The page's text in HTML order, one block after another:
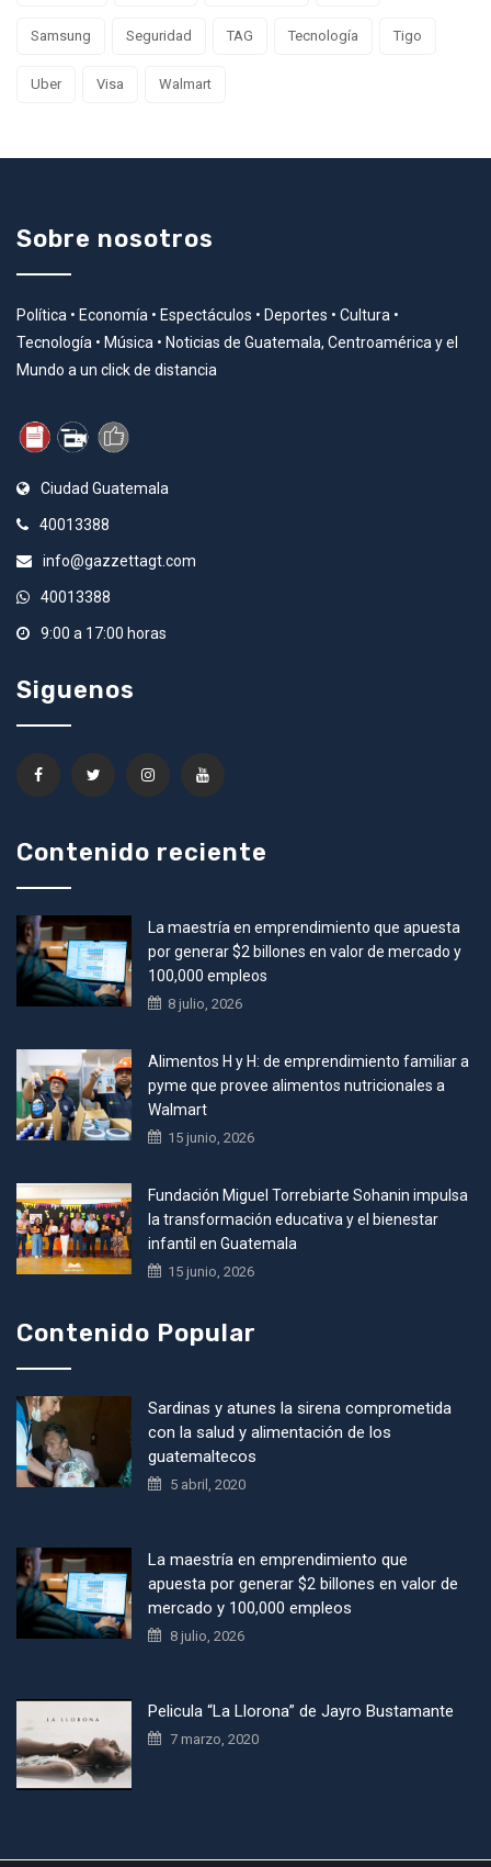
Samsung Seguridad TAG Tecnología Tigo
Uber Visa Walmart
Sobre nosotros
Política • Economía • Espectáculos • Deportes • Cultura •
Tecnología • Música • Noticias de Guatemala, Centroamérica y el
Mundo a un click de distancia
Ciudad Guatemala
40013388
info@gazzettagt.com
40013388
9:00 a 17:00 horas
Siguenos
Contenido reciente
La maestría en emprendimiento que apuesta
por generar $2 billones en valor de mercado y
100,000 empleos
8 julio, 2026
Alimentos H y H: de emprendimiento familiar a
pyme que provee alimentos nutricionales a
Walmart
15 junio, 2026
Fundación Miguel Torrebiarte Sohanin impulsa
la transformación educativa y el bienestar
infantil en Guatemala
15 junio, 2026
Contenido Popular
Sardinas y atunes la sirena comprometida
con la salud y alimentación de los
guatemaltecos
5 abril, 2020
La maestría en emprendimiento que
apuesta por generar $2 billones en valor de
mercado y 100,000 empleos
8 julio, 2026
Pelicula “La Llorona” de Jayro Bustamante
7 marzo, 2020